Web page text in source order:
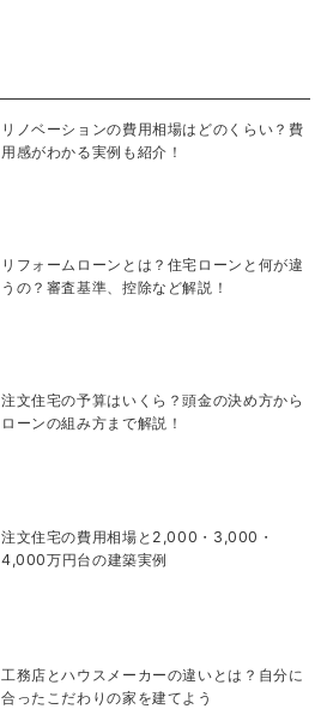
リノベーションの費用相場はどのくらい？費
用感がわかる実例も紹介！
リフォームローンとは？住宅ローンと何が違
うの？審査基準、控除など解説！
注文住宅の予算はいくら？頭金の決め方から
ローンの組み方まで解説！
注文住宅の費用相場と2,000・3,000・
4,000万円台の建築実例
工務店とハウスメーカーの違いとは？自分に
合ったこだわりの家を建てよう